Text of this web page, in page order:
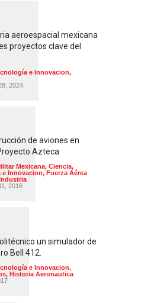
aeroespacial mexicana
proyectos clave del
e Innovacion,
2024
de aviones en
Azteca
Mexicana, Ciencia,
e Innovacion, Fuerza Aérea
2016
un simulador de
Bell 412.
e Innovacion,
, Historia Aeronautica